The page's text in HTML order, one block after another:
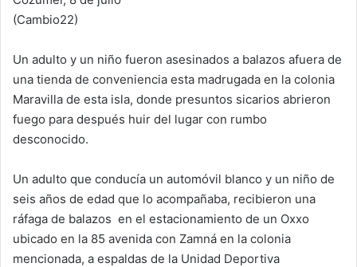
(Cambio22)
Un adulto y un niño fueron asesinados a balazos afuera de
una tienda de conveniencia esta madrugada en la colonia
Maravilla de esta isla, donde presuntos sicarios abrieron
fuego para después huir del lugar con rumbo
desconocido.
Un adulto que conducía un automóvil blanco y un niño de
seis años de edad que lo acompañaba, recibieron una
ráfaga de balazos en el estacionamiento de un Oxxo
ubicado en la 85 avenida con Zamná en la colonia
mencionada, a espaldas de la Unidad Deportiva